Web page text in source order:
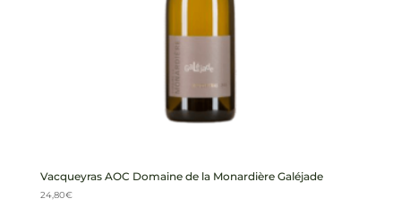
Vacqueyras AOC Domaine de la Monardière Galéjade
24,80€